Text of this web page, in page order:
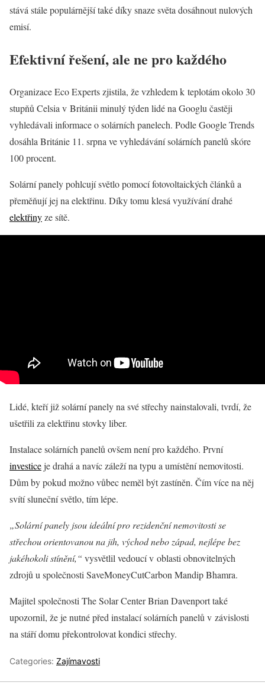
stává stále populárnější také díky snaze světa dosáhnout nulových
emisí.
Efektivní řešení, ale ne pro každého
Organizace Eco Experts zjistila, že vzhledem k teplotám okolo 30
stupňů Celsia v Británii minulý týden lidé na Googlu častěji
vyhledávali informace o solárních panelech. Podle Google Trends
dosáhla Británie 11. srpna ve vyhledávání solárních panelů skóre
100 procent.
Solární panely pohlcují světlo pomocí fotovoltaických článků a
přeměňují jej na elektřinu. Díky tomu klesá využívání drahé
elektřinyze sítě.
Lidé, kteří již solární panely na své střechy nainstalovali, tvrdí, že
ušetřili za elektřinu stovky liber.
Instalace solárních panelů ovšem není pro každého. První
investiceje drahá a navíc záleží na typu a umístění nemovitosti.
Dům by pokud možno vůbec neměl být zastíněn. Čím více na něj
svítí sluneční světlo, tím lépe.
„Solární panely jsou ideální pro rezidenční nemovitosti se
střechou orientovanou na jih, východ nebo západ, nejlépe bez
jakéhokoli stínění,“ vysvětlil vedoucí v oblasti obnovitelných
zdrojů u společnosti SaveMoneyCutCarbon Mandip Bhamra.
Majitel společnosti The Solar Center Brian Davenport také
upozornil, že je nutné před instalací solárních panelů v závislosti
na stáří domu překontrolovat kondici střechy.
Categories: Zajímavosti